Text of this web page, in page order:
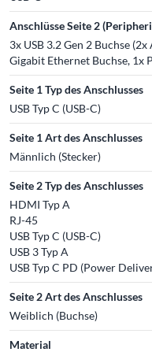
Anschlüsse Seite 2
3x USB 3.2 Gen 2 Buchse
Gigabit Ethernet Buchse, 1x
Seite 1 Typ des Anschlusses
USB Typ C (USB-C)
Seite 1 Art des Anschlusses
Männlich (Stecker)
Seite 2 Typ des Anschlusses
HDMI Typ A
RJ-45
USB Typ C (USB-C)
USB 3 Typ A
USB Typ C PD (Power
Seite 2 Art des Anschlusses
Weiblich (Buchse)
Material